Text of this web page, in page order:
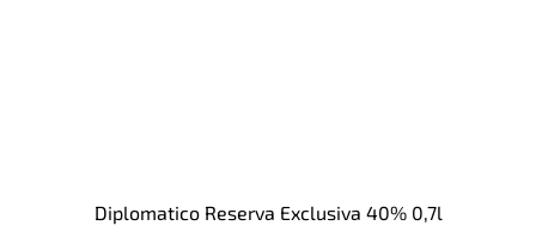
Diplomatico Reserva Exclusiva 40% 0,7l